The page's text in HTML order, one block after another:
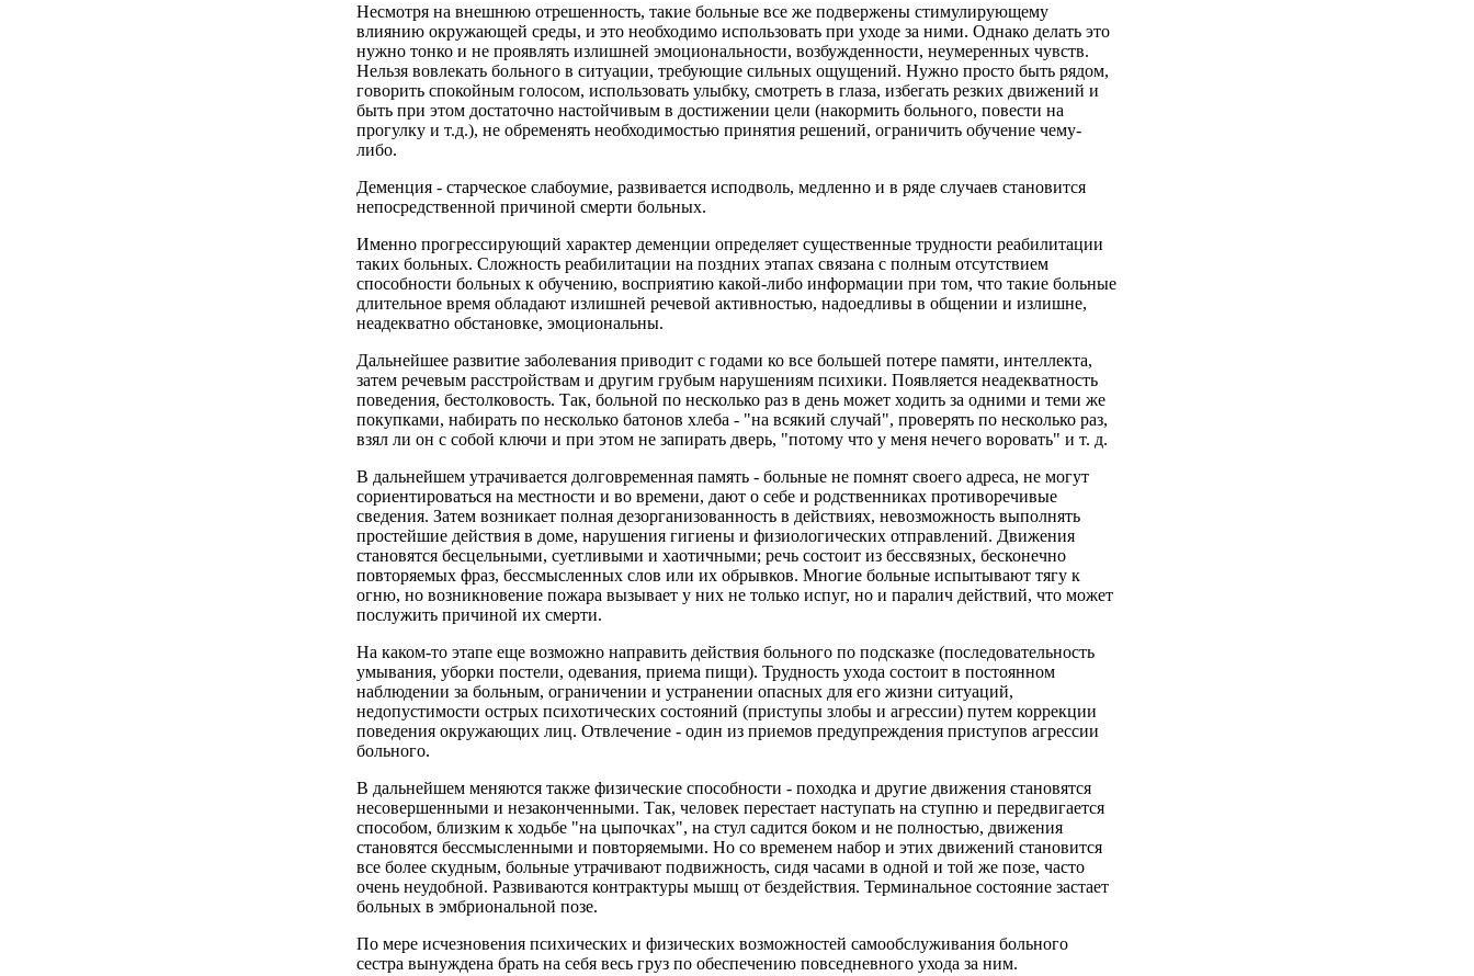
Несмотря на внешнюю отрешенность, такие больные все же подвержены стимулирующему
влиянию окружающей среды, и это необходимо использовать при уходе за ними. Однако делать это
нужно тонко и не проявлять излишней эмоциональности, возбужденности, неумеренных чувств.
Нельзя вовлекать больного в ситуации, требующие сильных ощущений. Нужно просто быть рядом,
говорить спокойным голосом, использовать улыбку, смотреть в глаза, избегать резких движений и
быть при этом достаточно настойчивым в достижении цели (накормить больного, повести на
прогулку и т.д.), не обременять необходимостью принятия решений, ограничить обучение чему-
либо.
Деменция - старческое слабоумие, развивается исподволь, медленно и в ряде случаев становится
непосредственной причиной смерти больных.
Именно прогрессирующий характер деменции определяет существенные трудности реабилитации
таких больных. Сложность реабилитации на поздних этапах связана с полным отсутствием
способности больных к обучению, восприятию какой-либо информации при том, что такие больные
длительное время обладают излишней речевой активностью, надоедливы в общении и излишне,
неадекватно обстановке, эмоциональны.
Дальнейшее развитие заболевания приводит с годами ко все большей потере памяти, интеллекта,
затем речевым расстройствам и другим грубым нарушениям психики. Появляется неадекватность
поведения, бестолковость. Так, больной по несколько раз в день может ходить за одними и теми же
покупками, набирать по несколько батонов хлеба - "на всякий случай", проверять по несколько раз,
взял ли он с собой ключи и при этом не запирать дверь, "потому что у меня нечего воровать" и т. д.
В дальнейшем утрачивается долговременная память - больные не помнят своего адреса, не могут
сориентироваться на местности и во времени, дают о себе и родственниках противоречивые
сведения. Затем возникает полная дезорганизованность в действиях, невозможность выполнять
простейшие действия в доме, нарушения гигиены и физиологических отправлений. Движения
становятся бесцельными, суетливыми и хаотичными; речь состоит из бессвязных, бесконечно
повторяемых фраз, бессмысленных слов или их обрывков. Многие больные испытывают тягу к
огню, но возникновение пожара вызывает у них не только испуг, но и паралич действий, что может
послужить причиной их смерти.
На каком-то этапе еще возможно направить действия больного по подсказке (последовательность
умывания, уборки постели, одевания, приема пищи). Трудность ухода состоит в постоянном
наблюдении за больным, ограничении и устранении опасных для его жизни ситуаций,
недопустимости острых психотических состояний (приступы злобы и агрессии) путем коррекции
поведения окружающих лиц. Отвлечение - один из приемов предупреждения приступов агрессии
больного.
В дальнейшем меняются также физические способности - походка и другие движения становятся
несовершенными и незаконченными. Так, человек перестает наступать на ступню и передвигается
способом, близким к ходьбе "на цыпочках", на стул садится боком и не полностью, движения
становятся бессмысленными и повторяемыми. Но со временем набор и этих движений становится
все более скудным, больные утрачивают подвижность, сидя часами в одной и той же позе, часто
очень неудобной. Развиваются контрактуры мышц от бездействия. Терминальное состояние застает
больных в эмбриональной позе.
По мере исчезновения психических и физических возможностей самообслуживания больного
сестра вынуждена брать на себя весь груз по обеспечению повседневного ухода за ним.